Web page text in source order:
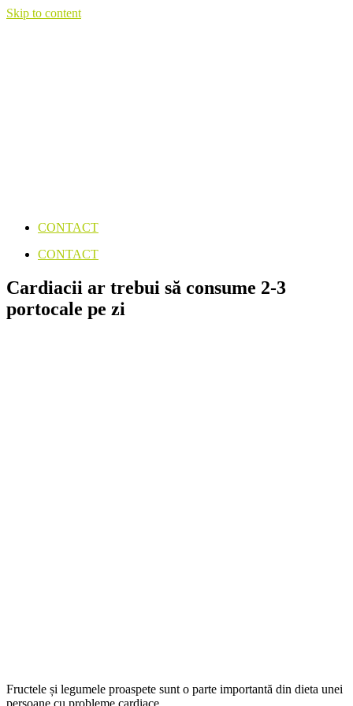
Skip to content
CONTACT
CONTACT
Cardiacii ar trebui să consume 2-3
portocale pe zi
Fructele și legumele proaspete sunt o parte importantă din dieta unei
persoane cu probleme cardiace.